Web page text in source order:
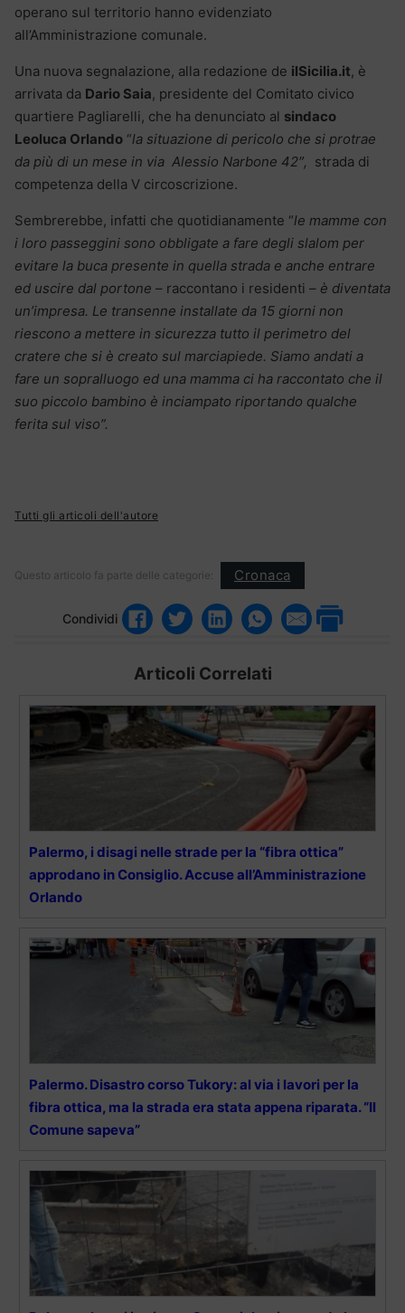
operano sul territorio hanno evidenziato
all’Amministrazione comunale.
Una nuova segnalazione, alla redazione de ilSicilia.it, è
arrivata da Dario Saia, presidente del Comitato civico
quartiere Pagliarelli, che ha denunciato al sindaco
Leoluca Orlando “la situazione di pericolo che si protrae
da più di un mese in via Alessio Narbone 42″, strada di
competenza della V circoscrizione.
Sembrerebbe, infatti che quotidianamente “le mamme con
i loro passeggini sono obbligate a fare degli slalom per
evitare la buca presente in quella strada e anche entrare
ed uscire dal portone – raccontano i residenti – è diventata
un’impresa. Le transenne installate da 15 giorni non
riescono a mettere in sicurezza tutto il perimetro del
cratere che si è creato sul marciapiede. Siamo andati a
fare un sopralluogo ed una mamma ci ha raccontato che il
suo piccolo bambino è inciampato riportando qualche
ferita sul viso”.
Tutti gli articoli dell'autore
Questo articolo fa parte delle categorie: Cronaca
Condividi
Articoli Correlati
Palermo, i disagi nelle strade per la “fibra ottica”
approdano in Consiglio. Accuse all’Amministrazione
Orlando
Palermo. Disastro corso Tukory: al via i lavori per la
fibra ottica, ma la strada era stata appena riparata. “Il
Comune sapeva”